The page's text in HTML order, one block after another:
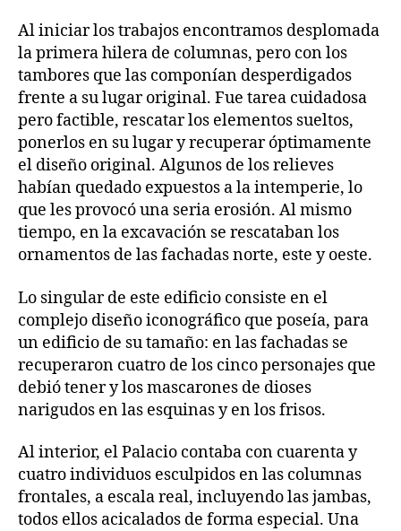
Al iniciar los trabajos encontramos desplomada
la primera hilera de columnas, pero con los
tambores que las componían desperdigados
frente a su lugar original. Fue tarea cuidadosa
pero factible, rescatar los elementos sueltos,
ponerlos en su lugar y recuperar óptimamente
el diseño original. Algunos de los relieves
habían quedado expuestos a la intemperie, lo
que les provocó una seria erosión. Al mismo
tiempo, en la excavación se rescataban los
ornamentos de las fachadas norte, este y oeste.
Lo singular de este edificio consiste en el
complejo diseño iconográfico que poseía, para
un edificio de su tamaño: en las fachadas se
recuperaron cuatro de los cinco personajes que
debió tener y los mascarones de dioses
narigudos en las esquinas y en los frisos.
Al interior, el Palacio contaba con cuarenta y
cuatro individuos esculpidos en las columnas
frontales, a escala real, incluyendo las jambas,
todos ellos acicalados de forma especial. Una